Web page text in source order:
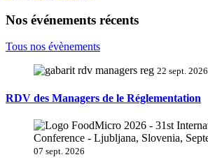
Nos événements récents
Tous nos évènements
22 sept. 2026
RDV des Managers de le Réglementation
07 sept. 2026